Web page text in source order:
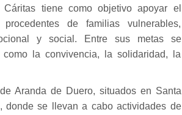
tiene como objetivo apoyar el
de familias vulnerables,
y social. Entre sus metas se
la convivencia, la solidaridad, la
de Aranda de Duero, situados en Santa
donde se llevan a cabo actividades de